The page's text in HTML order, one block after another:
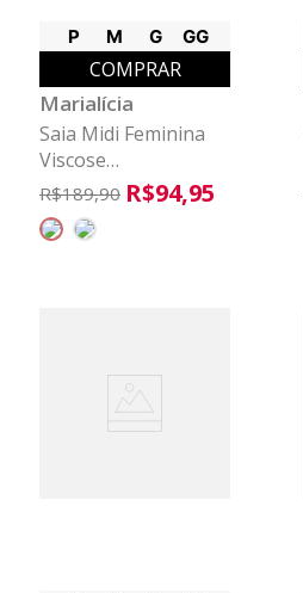
P M G GG
COMPRAR
Marialícia
Saia Midi Feminina
Viscose
Transpassada
Marialícia Verde
R$189,90 R$94,95